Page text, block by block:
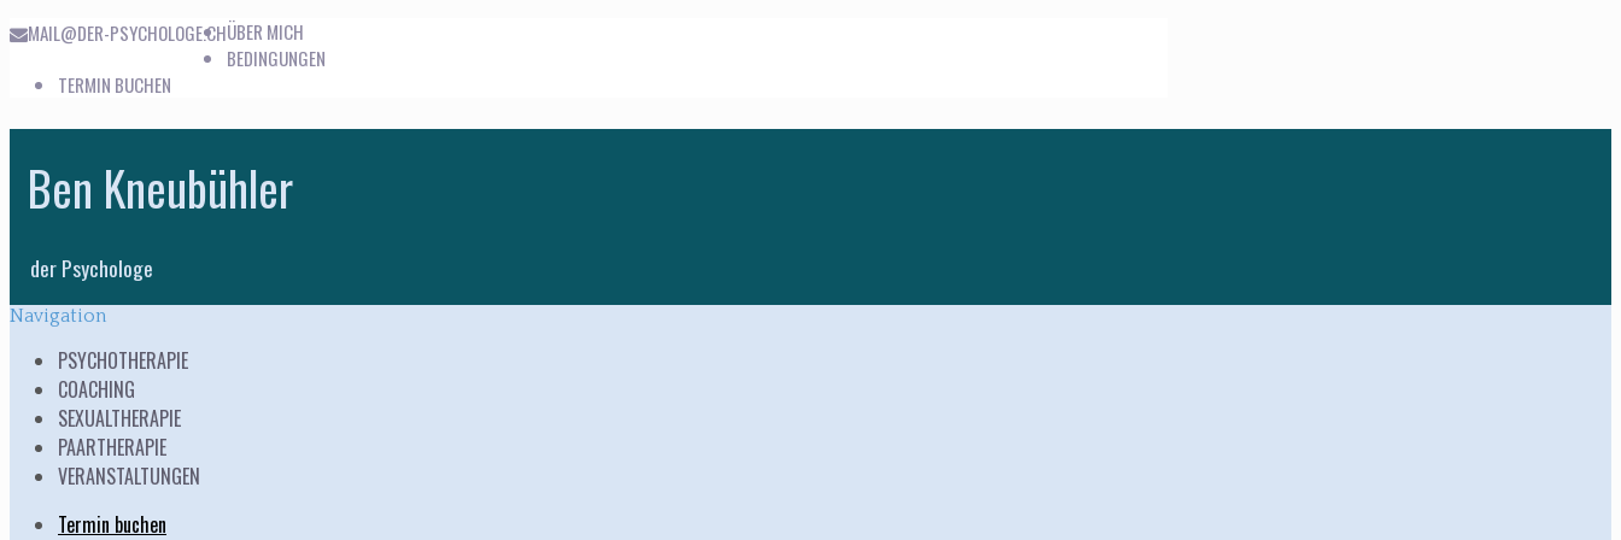
MAIL@DER-PSYCHOLOGE.CHÜBER MICH
BEDINGUNGEN
TERMIN BUCHEN
navigation
content
Ben Kneubühler
der Psychologe
Navigation
PSYCHOTHERAPIE
COACHING
SEXUALTHERAPIE
PAARTHERAPIE
VERANSTALTUNGEN
Termin buchen